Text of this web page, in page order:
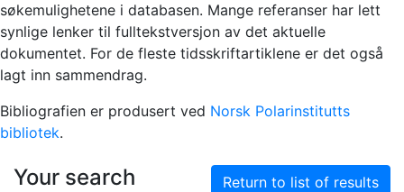
søkemulighetene i databasen. Mange referanser har lett
synlige lenker til fulltekstversjon av det aktuelle
dokumentet. For de fleste tidsskriftartiklene er det også
lagt inn sammendrag.
Bibliografien er produsert ved Norsk Polarinstitutts
bibliotek.
Your search Return to list of results